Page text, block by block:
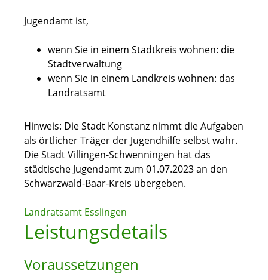
Jugendamt ist,
wenn Sie in einem Stadtkreis wohnen: die
Stadtverwaltung
wenn Sie in einem Landkreis wohnen: das
Landratsamt
Hinweis: Die Stadt Konstanz nimmt die Aufgaben
als örtlicher Träger der Jugendhilfe selbst wahr.
Die Stadt Villingen-Schwenningen hat das
städtische Jugendamt zum 01.07.2023 an den
Schwarzwald-Baar-Kreis übergeben.
Landratsamt Esslingen
Leistungsdetails
Voraussetzungen